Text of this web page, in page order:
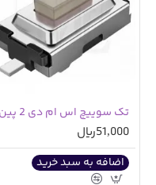
51,000ریال
اضافه به سبد خرید